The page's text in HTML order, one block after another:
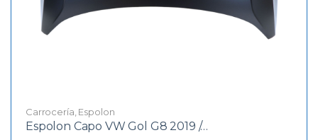
Carrocería Espolon
Espolon Capo VW Gol G8 2019 /…